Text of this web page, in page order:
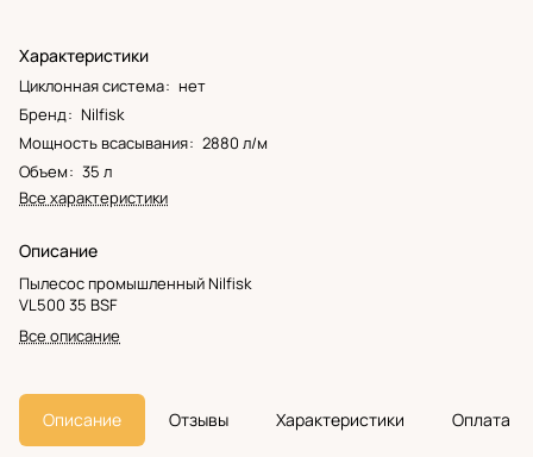
Характеристики
Циклонная система: нет
Бренд: Nilfisk
Мощность всасывания: 2880 л/м
Объем: 35 л
Все характеристики
Описание
Пылесос промышленный Nilfisk
VL500 35 BSF
Все описание
Описание Отзывы Характеристики Оплата